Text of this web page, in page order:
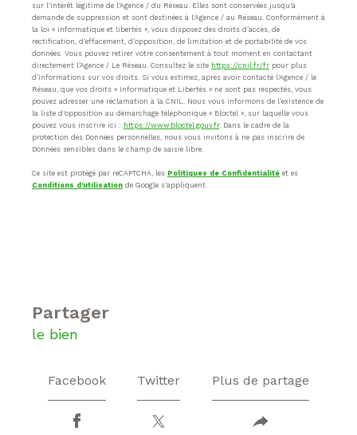
sur l'intérêt légitime de l'Agence / du Réseau. Elles sont conservées jusqu'à
demande de suppression et sont destinées à l'Agence / au Réseau. Conformément à
la loi « informatique et libertés », vous disposez des droits d’accès, de
rectification, d’effacement, d’opposition, de limitation et de portabilité de vos
données. Vous pouvez retirer votre consentement à tout moment en contactant
directement l’Agence / Le Réseau. Consultez le site https://cnil.fr/fr pour plus
d’informations sur vos droits. Si vous estimez, après avoir contacté l'Agence / le
Réseau, que vos droits « Informatique et Libertés » ne sont pas respectés, vous
pouvez adresser une réclamation à la CNIL. Nous vous informons de l’existence de
la liste d'opposition au démarchage téléphonique « Bloctel », sur laquelle vous
pouvez vous inscrire ici : https://www.bloctel.gouv.fr. Dans le cadre de la
protection des Données personnelles, nous vous invitons à ne pas inscrire de
Données sensibles dans le champ de saisie libre.
Ce site est protégé par reCAPTCHA, les Politiques de Confidentialité et es
Conditions d'utilisation de Google s'appliquent.
partager
le bien
Facebook Twitter Plus de partage